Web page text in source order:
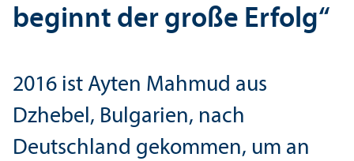
beginnt der große Erfolg“
2016 ist Ayten Mahmud aus
Dzhebel, Bulgarien, nach
Deutschland gekommen, um an